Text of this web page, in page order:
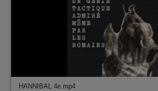
HANNIBAL 4e.mp4